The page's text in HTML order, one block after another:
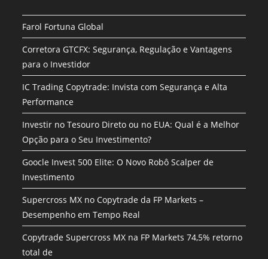
Farol Fortuna Global
Corretora GTCFX: Segurança, Regulação e Vantagens
para o Investidor
IC Trading Copytrade: Invista com Segurança e Alta
Performance
Investir no Tesouro Direto ou no EUA: Qual é a Melhor
Opção para o Seu Investimento?
Goocle Invest 500 Elite: O Novo Robô Scalper de
Investimento
Supercross MX no Copytrade da FP Markets –
Desempenho em Tempo Real
Copytrade Supercross MX na FP Markets 74,5% retorno
total de